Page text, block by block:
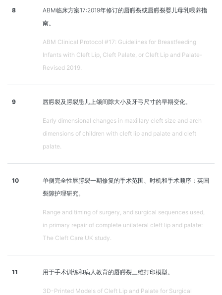
8
ABM临床方案17:2019年修订的唇腭裂或唇腭裂婴儿母乳喂养指
南。
ABM Clinical Protocol #17: Guidelines for Breastfeeding
Infants with Cleft Lip, Cleft Palate, or Cleft Lip and Palate-
Revised 2019.
9 唇腭裂及腭裂患儿上颌间隙大小及牙弓尺寸的早期变化。
Early dimensional changes in maxillary cleft size and arch
dimensions of children with cleft lip and palate and cleft
palate.
10
单侧完全性唇腭裂一期修复的手术范围、时机和手术顺序：英国
裂隙护理研究。
Range and timing of surgery, and surgical sequences used,
in primary repair of complete unilateral cleft lip and palate:
The Cleft Care UK study.
11 用于手术训练和病人教育的唇腭裂三维打印模型。
3D-Printed Models of Cleft Lip and Palate for Surgical